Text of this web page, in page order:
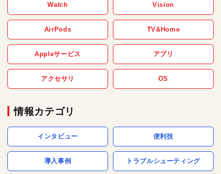
Watch Vision
AirPods TV&Home
Appleサービス アプリ
アクセサリ OS
情報カテゴリ
インタビュー 便利技
導入事例 トラブルシューティング